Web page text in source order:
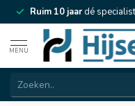
Ruim 10 jaardé
MENU